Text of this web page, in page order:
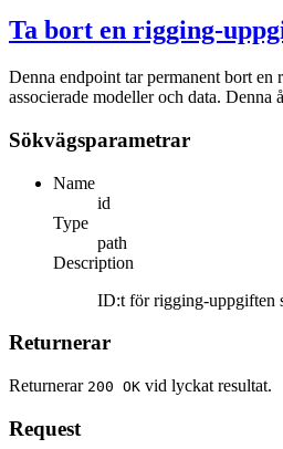
Ta bort en rigging-
Denna endpoint tar permanent bort
associerade modeller och data. Denna
Sökvägsparametrar
Name
id
Type
path
Description
ID:t för rigging-uppgiften
Returnerar
Returnerar 200 OK vid lyckat resultat.
Request